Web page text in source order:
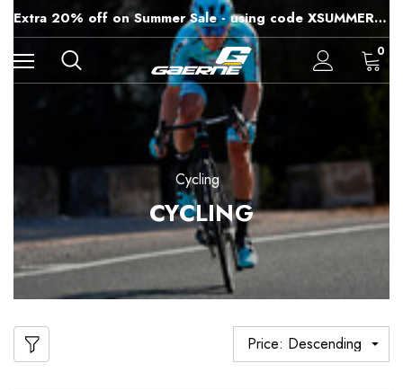
Extra 20% off on Summer Sale - using code XSUMMER2026
Free Shipping on all orders over 99£
15% off Sitewide - using code XSUMMER2026
0
Cycling
CYCLING